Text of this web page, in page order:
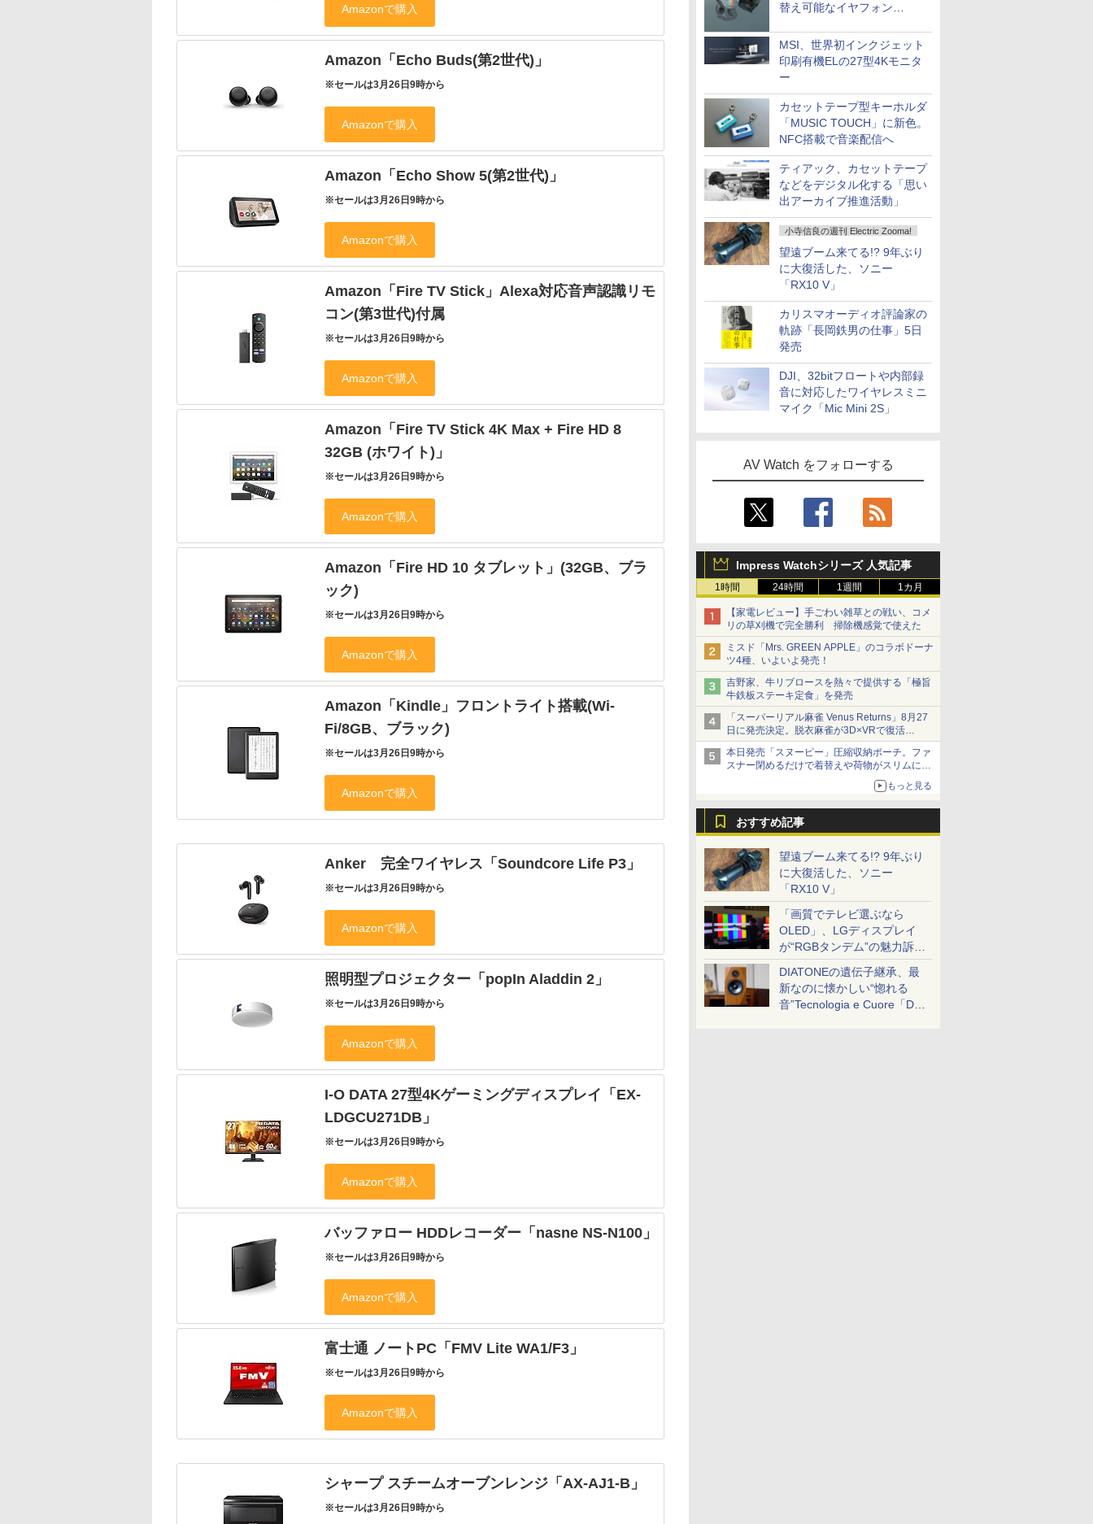
替え可能なイヤフォン
MSI、世界初インクジェット
印刷有機ELの27型4Kモニタ
ー
カセットテープ型キーホルダ
「MUSIC TOUCH」に新色。
NFC搭載で音楽配信へ
ティアック、カセットテープ
などをデジタル化する「思い
出アーカイブ推進活動」
小寺信良の週刊 Electric Zooma!
望遠ブーム来てる!? 9年ぶり
に大復活した、ソニー
「RX10 V」
カリスマオーディオ評論家の
軌跡「長岡鉄男の仕事」5日
発売
DJI、32bitフロートや内部録
音に対応したワイヤレスミニ
マイク「Mic Mini 2S」
AV Watch をフォローする
Impress Watchシリーズ 人気記事
1時間 24時間 1週間 1カ月
【家電レビュー】手ごわい雑草との戦い、コメ
リの草刈機で完全勝利 掃除機感覚で使えた
ミスド「Mrs. GREEN APPLE」のコラボドーナ
ツ4種、いよいよ発売！
吉野家、牛リブロースを熱々で提供する「極旨
牛鉄板ステーキ定食」を発売
「スーパーリアル麻雀 Venus Returns」8月27
日に発売決定。脱衣麻雀が3D×VRで復活
発売から2週間は20%オフになるセールが実施
本日発売「スヌーピー」圧縮収納ポーチ。ファ
スナー閉めるだけで着替えや荷物がスリムにま
もっと見る
おすすめ記事
望遠ブーム来てる!? 9年ぶり
に大復活した、ソニー
「RX10 V」
「画質でテレビ選ぶなら
OLED」、LGディスプレイ
が“RGBタンデム”の魅力訴
求。液晶とのガチ比較も
DIATONEの遺伝子継承、最
新なのに懐かしい“惚れる
音”Tecnologia e Cuore「DS-
Amazon「Echo Buds(第2世代)」
※セールは3月26日9時から
Amazon「Echo Show 5(第2世代)」
※セールは3月26日9時から
Amazon「Fire TV Stick」Alexa対応音声認識リモ
コン(第3世代)付属
※セールは3月26日9時から
Amazon「Fire TV Stick 4K Max + Fire HD 8
32GB (ホワイト)」
※セールは3月26日9時から
Amazon「Fire HD 10 タブレット」(32GB、ブラ
ック)
※セールは3月26日9時から
Amazon「Kindle」フロントライト搭載(Wi-
Fi/8GB、ブラック)
※セールは3月26日9時から
Anker 完全ワイヤレス「Soundcore Life P3」
※セールは3月26日9時から
照明型プロジェクター「popIn Aladdin 2」
※セールは3月26日9時から
I-O DATA 27型4Kゲーミングディスプレイ「EX-
LDGCU271DB」
※セールは3月26日9時から
バッファロー HDDレコーダー「nasne NS-N100」
※セールは3月26日9時から
富士通 ノートPC「FMV Lite WA1/F3」
※セールは3月26日9時から
シャープ スチームオーブンレンジ「AX-AJ1-B」
※セールは3月26日9時から